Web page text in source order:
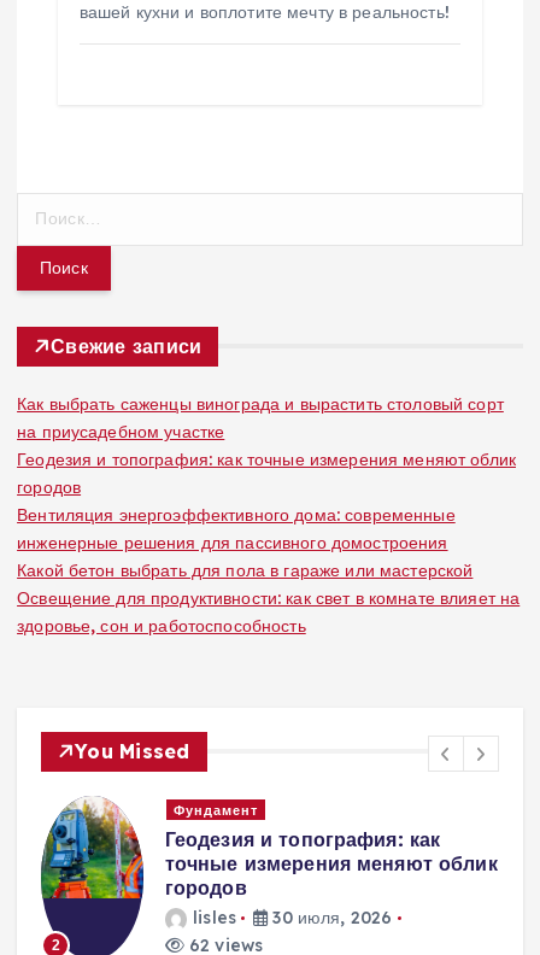
вашей кухни и воплотите мечту в реальность!
т
Свежие записи
Как выбрать саженцы винограда и вырастить столовый сорт
на приусадебном участке
Геодезия и топография: как точные измерения меняют облик
городов
Вентиляция энергоэффективного дома: современные
инженерные решения для пассивного домостроения
Какой бетон выбрать для пола в гараже или мастерской
Освещение для продуктивности: как свет в комнате влияет на
здоровье, сон и работоспособность
You Missed
Вентиляция
Вентиляция
энергоэффективного дома:
современные инженерные
решения для пассивного
домостроения